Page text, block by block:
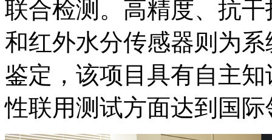
联合检测。高精度、抗
和红外水分传感器则为
鉴定，该项目具有自主
性联用测试方面达到国